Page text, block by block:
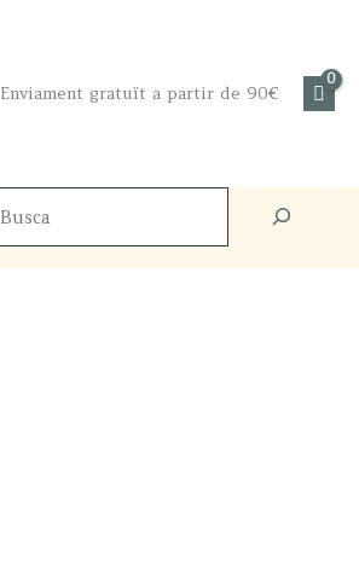
Enviament gratuït a partir de 90€